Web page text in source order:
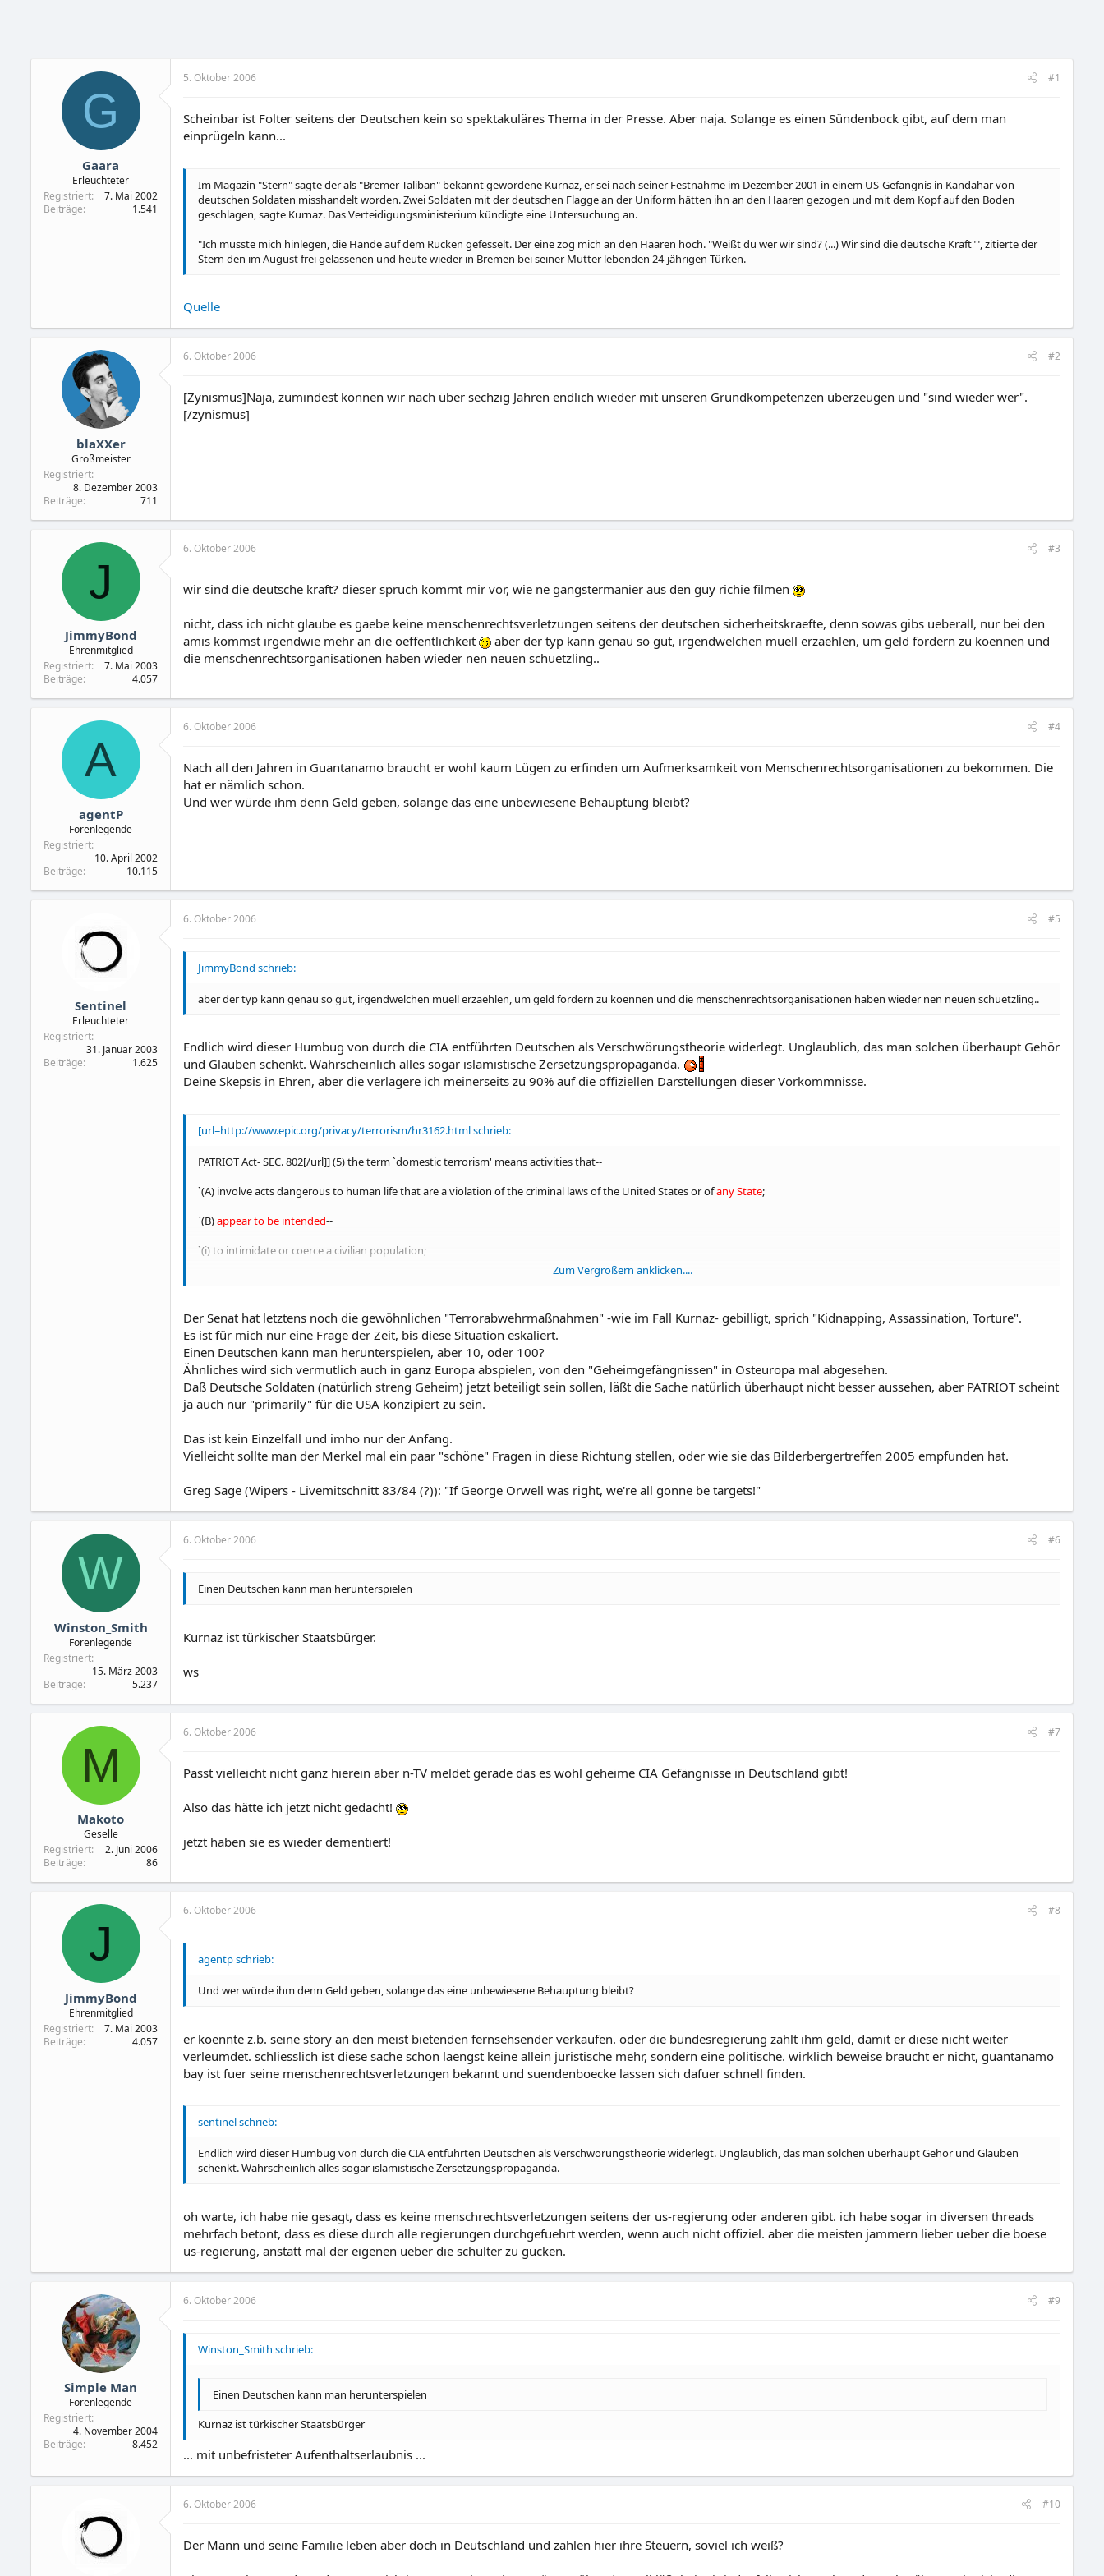
G
Gaara
Erleuchteter
Registriert
7. Mai 2002
Beiträge
1.541
5. Oktober 2006 #1
Scheinbar ist Folter seitens der Deutschen kein so spektakuläres Thema in der Presse. Aber naja. Solange es einen Sündenbock gibt, auf dem man
einprügeln kann...
Im Magazin "Stern" sagte der als "Bremer Taliban" bekannt gewordene Kurnaz, er sei nach seiner Festnahme im Dezember 2001 in einem US-Gefängnis in Kandahar von
deutschen Soldaten misshandelt worden. Zwei Soldaten mit der deutschen Flagge an der Uniform hätten ihn an den Haaren gezogen und mit dem Kopf auf den Boden
geschlagen, sagte Kurnaz. Das Verteidigungsministerium kündigte eine Untersuchung an.
"Ich musste mich hinlegen, die Hände auf dem Rücken gefesselt. Der eine zog mich an den Haaren hoch. "Weißt du wer wir sind? (...) Wir sind die deutsche Kraft"", zitierte der
Stern den im August frei gelassenen und heute wieder in Bremen bei seiner Mutter lebenden 24-jährigen Türken.
Quelle
blaXXer
Großmeister
Registriert
8. Dezember 2003
Beiträge
711
6. Oktober 2006 #2
[Zynismus]Naja, zumindest können wir nach über sechzig Jahren endlich wieder mit unseren Grundkompetenzen überzeugen und "sind wieder wer".
[/zynismus]
J
JimmyBond
Ehrenmitglied
Registriert
7. Mai 2003
Beiträge
4.057
6. Oktober 2006 #3
wir sind die deutsche kraft? dieser spruch kommt mir vor, wie ne gangstermanier aus den guy richie filmen
nicht, dass ich nicht glaube es gaebe keine menschenrechtsverletzungen seitens der deutschen sicherheitskraefte, denn sowas gibs ueberall, nur bei den
amis kommst irgendwie mehr an die oeffentlichkeit
aber der typ kann genau so gut, irgendwelchen muell erzaehlen, um geld fordern zu koennen und
die menschenrechtsorganisationen haben wieder nen neuen schuetzling..
A
agentP
Forenlegende
Registriert
10. April 2002
Beiträge
10.115
6. Oktober 2006 #4
Nach all den Jahren in Guantanamo braucht er wohl kaum Lügen zu erfinden um Aufmerksamkeit von Menschenrechtsorganisationen zu bekommen. Die
hat er nämlich schon.
Und wer würde ihm denn Geld geben, solange das eine unbewiesene Behauptung bleibt?
Sentinel
Erleuchteter
Registriert
31. Januar 2003
Beiträge
1.625
6. Oktober 2006 #5
JimmyBond schrieb:
aber der typ kann genau so gut, irgendwelchen muell erzaehlen, um geld fordern zu koennen und die menschenrechtsorganisationen haben wieder nen neuen schuetzling..
Endlich wird dieser Humbug von durch die CIA entführten Deutschen als Verschwörungstheorie widerlegt. Unglaublich, das man solchen überhaupt Gehör
und Glauben schenkt. Wahrscheinlich alles sogar islamistische Zersetzungspropaganda.
Deine Skepsis in Ehren, aber die verlagere ich meinerseits zu 90% auf die offiziellen Darstellungen dieser Vorkommnisse.
[url=http://www.epic.org/privacy/terrorism/hr3162.html schrieb:
PATRIOT Act- SEC. 802[/url]] (5) the term `domestic terrorism' means activities that--
`(A) involve acts dangerous to human life that are a violation of the criminal laws of the United States or ofany State;
`(B)appear to be intended--
`(i) to intimidate or coerce a civilian population;
`(C) occurprimarilywithin the territorial jurisdiction of the United States.'.
Zum Vergrößern anklicken....
Der Senat hat letztens noch die gewöhnlichen "Terrorabwehrmaßnahmen" -wie im Fall Kurnaz- gebilligt, sprich "Kidnapping, Assassination, Torture".
Es ist für mich nur eine Frage der Zeit, bis diese Situation eskaliert.
Einen Deutschen kann man herunterspielen, aber 10, oder 100?
Ähnliches wird sich vermutlich auch in ganz Europa abspielen, von den "Geheimgefängnissen" in Osteuropa mal abgesehen.
Daß Deutsche Soldaten (natürlich streng Geheim) jetzt beteiligt sein sollen, läßt die Sache natürlich überhaupt nicht besser aussehen, aber PATRIOT scheint
ja auch nur "primarily" für die USA konzipiert zu sein.
Das ist kein Einzelfall und imho nur der Anfang.
Vielleicht sollte man der Merkel mal ein paar "schöne" Fragen in diese Richtung stellen, oder wie sie das Bilderbergertreffen 2005 empfunden hat.
Greg Sage (Wipers - Livemitschnitt 83/84 (?)): "If George Orwell was right, we're all gonne be targets!"
W
Winston_Smith
Forenlegende
Registriert
15. März 2003
Beiträge
5.237
6. Oktober 2006 #6
Einen Deutschen kann man herunterspielen
Kurnaz ist türkischer Staatsbürger.
ws
M
Makoto
Geselle
Registriert
2. Juni 2006
Beiträge
86
6. Oktober 2006 #7
Passt vielleicht nicht ganz hierein aber n-TV meldet gerade das es wohl geheime CIA Gefängnisse in Deutschland gibt!
Also das hätte ich jetzt nicht gedacht!
jetzt haben sie es wieder dementiert!
J
JimmyBond
Ehrenmitglied
Registriert
7. Mai 2003
Beiträge
4.057
6. Oktober 2006 #8
agentp schrieb:
Und wer würde ihm denn Geld geben, solange das eine unbewiesene Behauptung bleibt?
er koennte z.b. seine story an den meist bietenden fernsehsender verkaufen. oder die bundesregierung zahlt ihm geld, damit er diese nicht weiter
verleumdet. schliesslich ist diese sache schon laengst keine allein juristische mehr, sondern eine politische. wirklich beweise braucht er nicht, guantanamo
bay ist fuer seine menschenrechtsverletzungen bekannt und suendenboecke lassen sich dafuer schnell finden.
sentinel schrieb:
Endlich wird dieser Humbug von durch die CIA entführten Deutschen als Verschwörungstheorie widerlegt. Unglaublich, das man solchen überhaupt Gehör und Glauben
schenkt. Wahrscheinlich alles sogar islamistische Zersetzungspropaganda.
oh warte, ich habe nie gesagt, dass es keine menschrechtsverletzungen seitens der us-regierung oder anderen gibt. ich habe sogar in diversen threads
mehrfach betont, dass es diese durch alle regierungen durchgefuehrt werden, wenn auch nicht offiziel. aber die meisten jammern lieber ueber die boese
us-regierung, anstatt mal der eigenen ueber die schulter zu gucken.
Simple Man
Forenlegende
Registriert
4. November 2004
Beiträge
8.452
6. Oktober 2006 #9
Winston_Smith schrieb:
Einen Deutschen kann man herunterspielen
Kurnaz ist türkischer Staatsbürger
... mit unbefristeter Aufenthaltserlaubnis ...
6. Oktober 2006 #10
Der Mann und seine Familie leben aber doch in Deutschland und zahlen hier ihre Steuern, soviel ich weiß?